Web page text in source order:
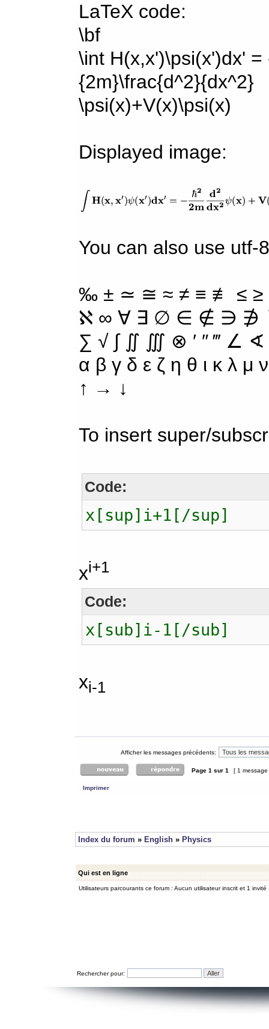
LaTeX code:
\bf
\int H(x,x')\psi(x')dx'
{2m}\frac{d^2}{dx^2}
\psi(x)+V(x)\psi(x)
Displayed image:
You can also use utf-
‰ ± ≃ ≅ ≈ ≠ ≡ ≢ ≤
ℵ ∞ ∀ ∃ ∅ ∈ ∉ ∋ ∌
∑ √ ∫ ∬ ∭ ⊗ ′ ″ ‴ ∠
α β γ δ ε ζ η θ ι κ λ
↑ → ↓
To insert super/
Code:
x[sup]i+1[/sup]
xi+1
Code:
x[sub]i-1[/sub]
xi-1
Afficher les messages précédents:
Page 1 sur 1 [ 1
Imprimer
Index du forum » English » Physics
Qui est en ligne
Utilisateurs parcourants ce forum : Aucun utilisateur inscrit et 1 invité
Rechercher pour: